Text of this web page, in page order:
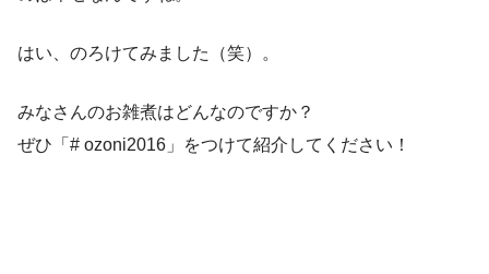
はい、のろけてみました（笑）。
みなさんのお雑煮はどんなのですか？
ぜひ「# ozoni2016」をつけて紹介してください！